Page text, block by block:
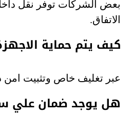
بعض الشركات توفر نقل
الاتفاق.
كيف يتم حماية
عبر تغليف خاص وتثبيت امن
هل يوجد ضمان علي